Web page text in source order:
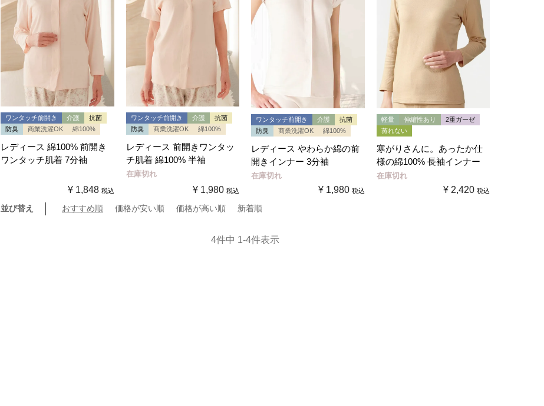
ワンタッチ前開き 介護
抗菌
防臭
商業洗濯OK 綿100%
レディース 綿100% 前開き
ワンタッチ肌着 7分袖
¥ 1,848 税込
ワンタッチ前開き 介護
抗菌
防臭
商業洗濯OK 綿100%
レディース 前開きワンタッ
チ肌着 綿100% 半袖
在庫切れ
¥ 1,980 税込
ワンタッチ前開き 介護
抗菌
防臭
商業洗濯OK 綿100%
レディース やわらか綿の前
開きインナー 3分袖
在庫切れ
¥ 1,980 税込
軽量 伸縮性あり
2重ガーゼ
蒸れない
寒がりさんに。あったか仕
様の綿100% 長袖インナー
在庫切れ
¥ 2,420 税込
並び替え おすすめ順 価格が安い順 価格が高い順 新着順
4件中 1-4件表示